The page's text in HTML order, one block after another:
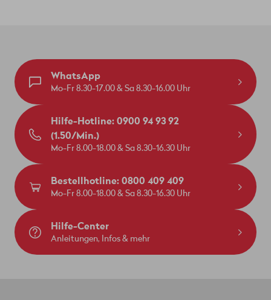
WhatsApp
Mo-Fr 8.30-17.00 & Sa 8.30-16.00 Uhr
Hilfe-Hotline: 0900 94 93 92
(1.50/Min.)
Mo-Fr 8.00-18.00 & Sa 8.30-16.30 Uhr
Bestellhotline: 0800 409 409
Mo-Fr 8.00-18.00 & Sa 8.30-16.30 Uhr
Hilfe-Center
Anleitungen, Infos & mehr